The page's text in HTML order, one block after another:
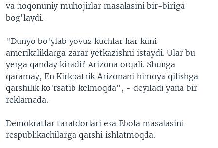
va noqonuniy muhojirlar masalasini bir-biriga
bog'laydi.
"Dunyo bo'ylab yovuz kuchlar har kuni
amerikaliklarga zarar yetkazishni istaydi. Ular bu
yerga qanday kiradi? Arizona orqali. Shunga
qaramay, En Kirkpatrik Arizonani himoya qilishga
qarshilik ko'rsatib kelmoqda", - deyiladi yana bir
reklamada.
Demokratlar tarafdorlari esa Ebola masalasini
respublikachilarga qarshi ishlatmoqda.